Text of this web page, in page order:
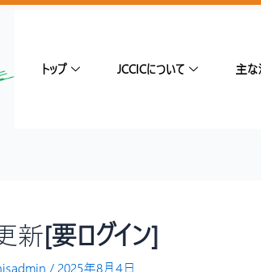
トップ JCCICについて 主
新[要ログイン]
/ 2025年8月4日